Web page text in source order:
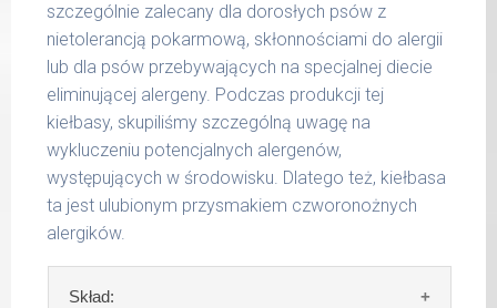
do 36
kg
800 g
do 50
kg
1000 g
do 65
kg
1200 g
Podane liczby są wartościami orientacyjnymi.
szczególnie zalecany dla dorosłych psów z
nietolerancją pokarmową, skłonnościami do alergii
lub dla psów przebywających na specjalnej diecie
eliminującej alergeny. Podczas produkcji tej
kiełbasy, skupiliśmy szczególną uwagę na
wykluczeniu potencjalnych alergenów,
występujących w środowisku. Dlatego też, kiełbasa
ta jest ulubionym przysmakiem czworonożnych
alergików.
Skład: